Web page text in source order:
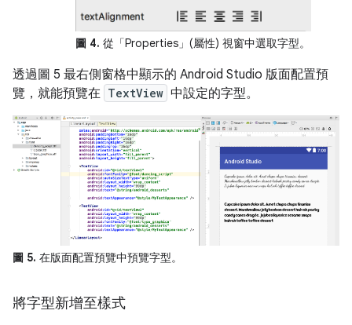
圖 4. 從「Properties」(屬性) 視窗中選取字型。
透過圖 5 最右側窗格中顯示的 Android Studio 版面配置預
覽，就能預覽在 TextView 中設定的字型。
圖 5. 在版面配置預覽中預覽字型。
將字型新增至樣式